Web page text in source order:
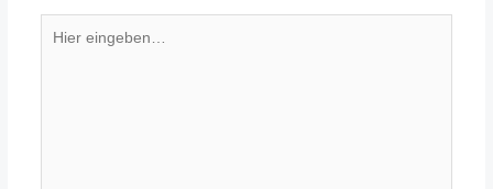
eingeben…